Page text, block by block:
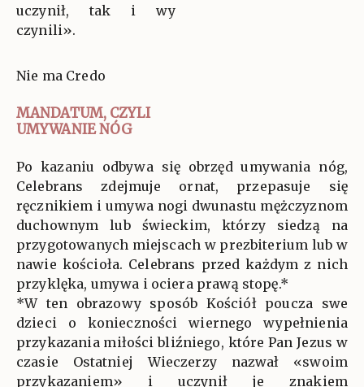
uczynił, tak i wy
czynili».
Nie ma Credo
MANDATUM, CZYLI
UMYWANIE NÓG
Po kazaniu odbywa się obrzęd umywania nóg,
Celebrans zdejmuje ornat, przepasuje się
ręcznikiem i umywa nogi dwunastu mężczyznom
duchownym lub świeckim, którzy siedzą na
przygotowanych miejscach w prezbiterium lub w
nawie kościoła. Celebrans przed każdym z nich
przyklęka, umywa i ociera prawą stopę.*
*W ten obrazowy sposób Kościół poucza swe
dzieci o konieczności wiernego wypełnienia
przykazania miłości bliźniego, które Pan Jezus w
czasie Ostatniej Wieczerzy nazwał «swoim
przykazaniem» i uczynił je znakiem